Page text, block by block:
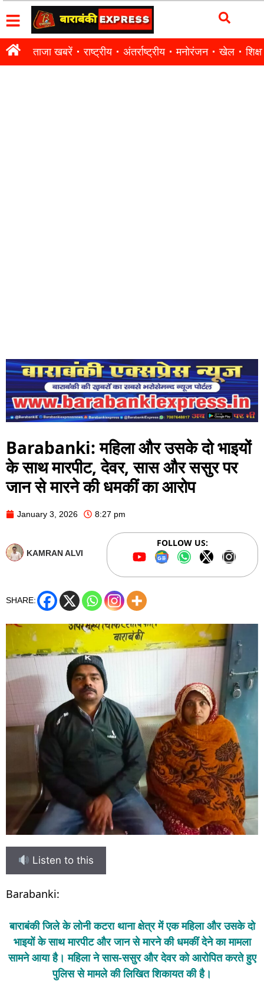
ताजा खबरें राष्ट्रीय अंतर्राष्ट्रीय मनोरंजन खेल शिक्षा
Barabanki: महिला और उसके दो भाइयों
के साथ मारपीट, देवर, सास और ससुर पर
जान से मारने की धमकीं का आरोप
January 3, 2026 8:27 pm
KAMRAN ALVI
FOLLOW US:
SHARE:
Listen to this
Barabanki:
बाराबंकी जिले के लोनी कटरा थाना क्षेत्र में एक महिला और उसके दो
भाइयों के साथ मारपीट और जान से मारने की धमकीं देने का मामला
सामने आया है। महिला ने सास-ससुर और देवर को आरोपित करते हुए
पुलिस से मामले की लिखित शिकायत की है।